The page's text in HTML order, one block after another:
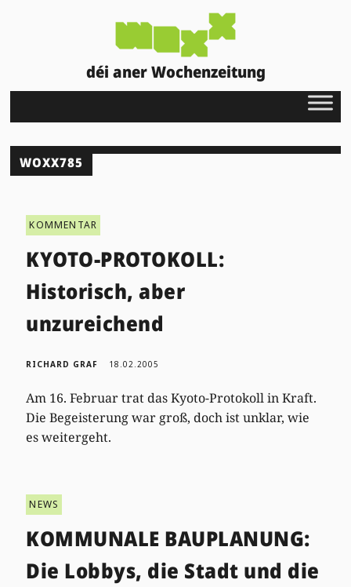
déi aner Wochenzeitung
WOXX785
KOMMENTAR
KYOTO-PROTOKOLL:
Historisch, aber
unzureichend
RICHARD GRAF 18.02.2005
Am 16. Februar trat das Kyoto-Protokoll in Kraft.
Die Begeisterung war groß, doch ist unklar, wie
es weitergeht.
NEWS
KOMMUNALE BAUPLANUNG:
Die Lobbys, die Stadt und die